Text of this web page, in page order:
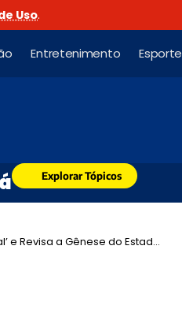
Uso.
Entretenimento Esporte
Explorar Tópicos
a Gênese do Estado Brasileiro